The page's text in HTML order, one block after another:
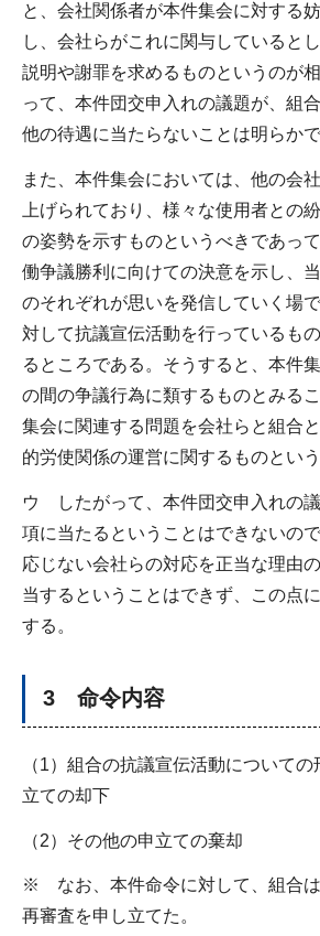
と、会社関係者が本件集会に対する
し、会社らがこれに関与していると
説明や謝罪を求めるものというのが
って、本件団交申入れの議題が、組
他の待遇に当たらないことは明らかで
また、本件集会においては、他の会
上げられており、様々な使用者との
の姿勢を示すものというべきであっ
働争議勝利に向けての決意を示し、
のそれぞれが思いを発信していく場
対して抗議宣伝活動を行っているも
るところである。そうすると、本件
の間の争議行為に類するものとみる
集会に関連する問題を会社らと組合
的労使関係の運営に関するものとい
ウ したがって、本件団交申入れの
項に当たるということはできないの
応じない会社らの対応を正当な理由
当するということはできず、この点
する。
3 命令内容
（1）組合の抗議宣伝活動について
立ての却下
（2）その他の申立ての棄却
※ なお、本件命令に対して、組合は
再審査を申し立てた。